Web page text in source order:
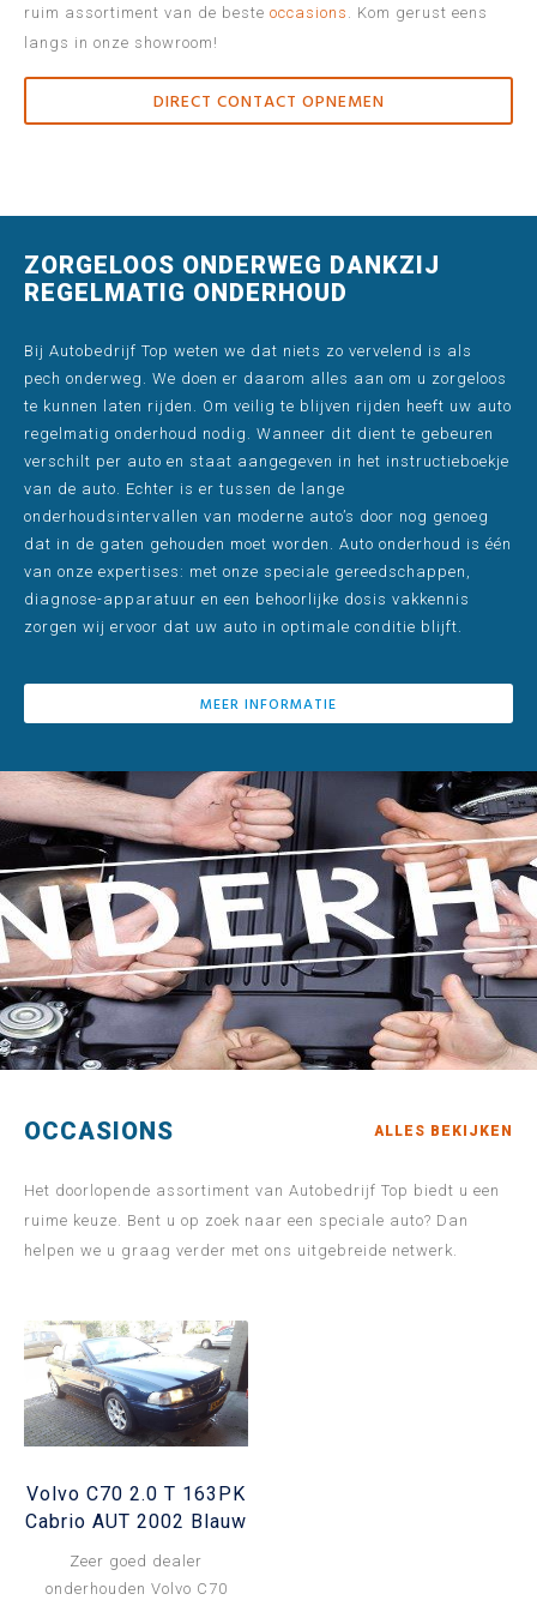
ruim assortiment van de beste occasions . Kom gerust eens
langs in onze showroom!
DIRECT CONTACT OPNEMEN
ZORGELOOS ONDERWEG DANKZIJ
REGELMATIG ONDERHOUD
Bij Autobedrijf Top weten we dat niets zo vervelend is als
pech onderweg. We doen er daarom alles aan om u zorgeloos
te kunnen laten rijden. Om veilig te blijven rijden heeft uw auto
regelmatig onderhoud nodig. Wanneer dit dient te gebeuren
verschilt per auto en staat aangegeven in het instructieboekje
van de auto. Echter is er tussen de lange
onderhoudsintervallen van moderne auto’s door nog genoeg
dat in de gaten gehouden moet worden. Auto onderhoud is één
van onze expertises: met onze speciale gereedschappen,
diagnose-apparatuur en een behoorlijke dosis vakkennis
zorgen wij ervoor dat uw auto in optimale conditie blijft.
MEER INFORMATIE
OCCASIONS
Het doorlopende assortiment van Autobedrijf Top biedt u een
ruime keuze. Bent u op zoek naar een speciale auto? Dan
helpen we u graag verder met ons uitgebreide netwerk.
Volvo C70 2.0 T 163PK
Cabrio AUT 2002 Blauw
Zeer goed dealer
onderhouden Volvo C70
ALLES BEKIJKEN